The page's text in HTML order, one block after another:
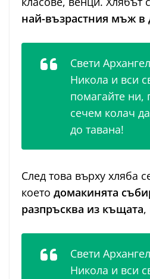
най-възрастния мъж в
Свети
Никола и вси
помагайте ни,
сечем колач
до тавана!
След това върху хляба
което домакинята
разпръсква из къщата,
Свети
Никола и вси